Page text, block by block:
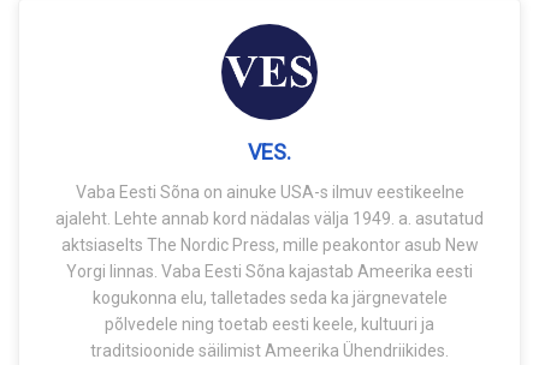
VES.
Vaba Eesti Sõna on ainuke USA-s ilmuv eestikeelne
ajaleht. Lehte annab kord nädalas välja 1949. a. asutatud
aktsiaselts The Nordic Press, mille peakontor asub New
Yorgi linnas. Vaba Eesti Sõna kajastab Ameerika eesti
kogukonna elu, talletades seda ka järgnevatele
põlvedele ning toetab eesti keele, kultuuri ja
traditsioonide säilimist Ameerika Ühendriikides.